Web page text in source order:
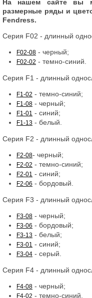
На нашем сайте вы
размерные ряды и
Fendress.
Серия F02 - длинный
F02-08 - черный;
F02-02 - темно-синий.
Серия F1 - длинный
F1-02 - темно-синий;
F1-08 - черный;
F1-01 - синий;
F1-13 - белый.
Серия F2 - длинный
F2-08- черный;
F2-02 - темно-синий;
F2-01 - синий;
F2-06 - бордовый.
Серия F3 - длинный
F3-08 - черный;
F3-06 - бордовый;
F3-13 - белый;
F3-01 - синий;
F3-04 - серый.
Серия F4 - длинный
F4-08 - черный;
F4-02 - темно-синий.